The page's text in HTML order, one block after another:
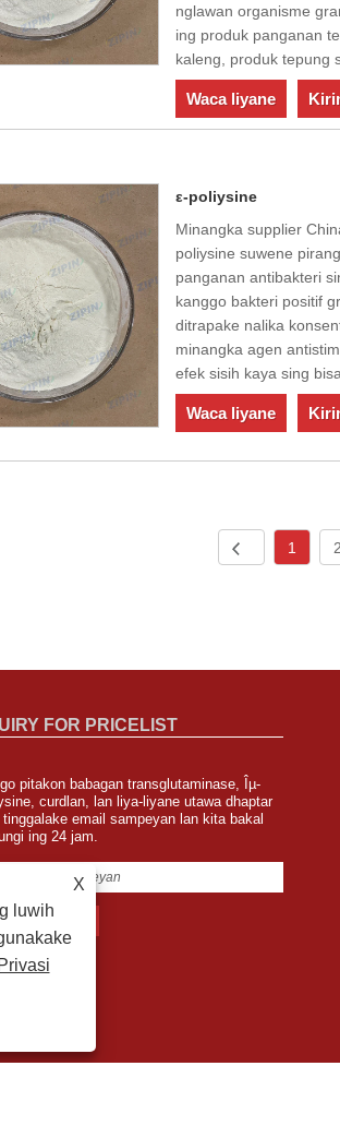
nglawan organisme
ing produk panganan
kaleng, produk tepung
Waca liyane
ε-poliysine
Minangka supplier
poliysine suwene
panganan antibakteri
kanggo bakteri positif
ditrapake nalika
minangka agen
efek sisih kaya sing
Waca liyane
1 2
FOR PRICELIST
pitakon babagan transglutaminase, Îµ-
curdlan, lan liya-liyane utawa dhaptar
tinggalake email sampeyan lan kita bakal
ing 24 jam.
Zipin Biotech bakal rawuh ing FISA
Paulo, Brazil
2023/08/04
Paulo, Brazil saka 8 nganti 10 Agustus lan Booth No.
yaiku F62.
X
luwih